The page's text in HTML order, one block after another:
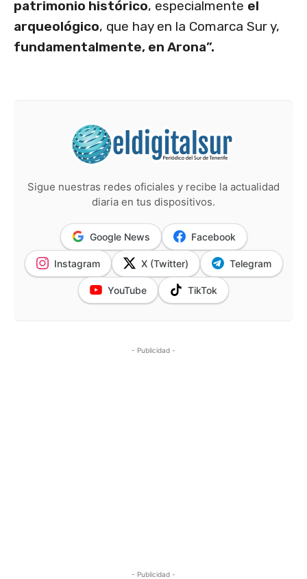
patrimonio histórico, especialmente el
arqueológico, que hay en la Comarca Sur y,
fundamentalmente, en Arona”.
Sigue nuestras redes oficiales y recibe la actualidad
diaria en tus dispositivos.
Google News Facebook
Instagram X (Twitter) Telegram
YouTube TikTok
- Publicidad -
- Publicidad -